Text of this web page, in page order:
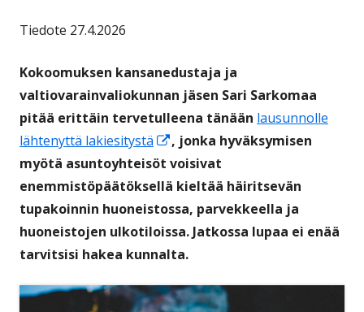
Tiedote 27.4.2026
Kokoomuksen kansanedustaja ja
valtiovarainvaliokunnan jäsen Sari Sarkomaa
pitää erittäin tervetulleena tänään lausunnolle
lähtenyttä lakiesitystä
Avautuu
uuteen
ikkunaan
, jonka hyväksymisen
myötä asuntoyhteisöt voisivat
enemmistöpäätöksellä kieltää häiritsevän
tupakoinnin huoneistossa, parvekkeella ja
huoneistojen ulkotiloissa. Jatkossa lupaa ei enää
tarvitsisi hakea kunnalta.